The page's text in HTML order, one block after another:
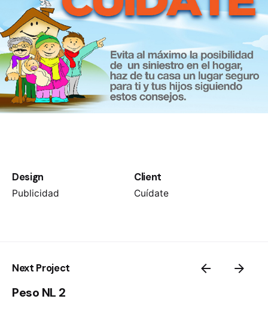
Design
Publicidad
Client
Cuídate
Next Project
Peso NL 2